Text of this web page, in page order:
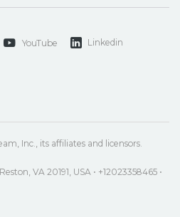
YouTube Linkedin
Inc., its affiliates and licensors.
VA 20191, USA • +12023358465 •